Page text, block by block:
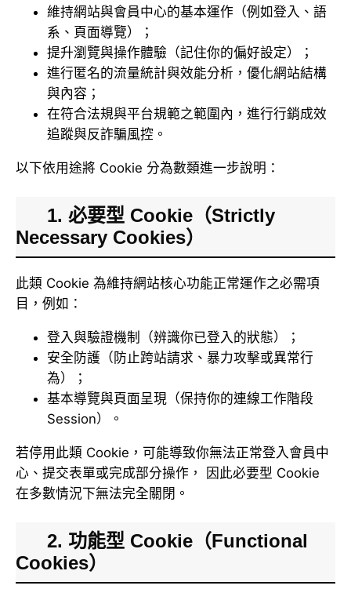
維持網站與會員中心的基本運作（例如登入、語
系、頁面導覽）；
提升瀏覽與操作體驗（記住你的偏好設定）；
進行匿名的流量統計與效能分析，優化網站結構
與內容；
在符合法規與平台規範之範圍內，進行行銷成效
追蹤與反詐騙風控。
以下依用途將 Cookie 分為數類進一步說明：
1. 必要型 Cookie（Strictly
Necessary Cookies）
此類 Cookie 為維持網站核心功能正常運作之必需項
目，例如：
登入與驗證機制（辨識你已登入的狀態）；
安全防護（防止跨站請求、暴力攻擊或異常行
為）；
基本導覽與頁面呈現（保持你的連線工作階段
Session）。
若停用此類 Cookie，可能導致你無法正常登入會員中
心、提交表單或完成部分操作， 因此必要型 Cookie
在多數情況下無法完全關閉。
2. 功能型 Cookie（Functional
Cookies）